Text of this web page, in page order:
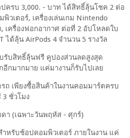
ครบ 3,000. - บาท ได้สิทธิ์ลุ้นโชค 2 ต่อ
วเตอร์, เครื่องเล่นเกม Nintendo
เครื่องฟอกอากาศ ต่อที่ 2 อัปโหลดใบ
ได้ลุ้น AirPods 4 จำนวน 5 รางวัล
รับสิทธิ์ลุ้นฟรี คูปองส่วนลดสูงสุด
อีกมากมาย แค่มางานก็รับไปเลย
ถ เพียงซื้อสินค้าในงานคอมมาร์ตครบ
3 ชั่วโมง
า (เฉพาะวันพฤหัส - ศุกร์)
ำหรับช้อปคอมพิวเตอร์ ภายในงาน แค่